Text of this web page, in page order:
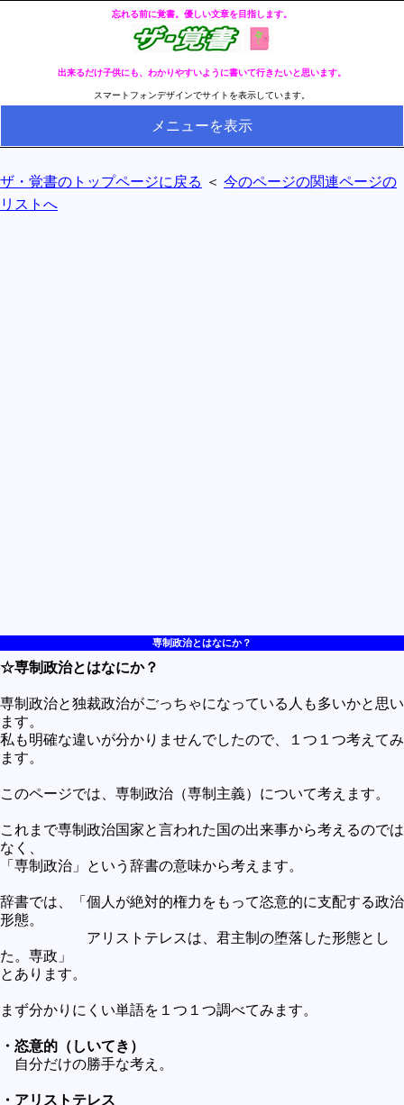
忘れる前に覚書。優しい文章を目指します。
出来るだけ子供にも、わかりやすいように書いて行きたいと思います。
スマートフォンデザインでサイトを表示しています。
メニューを表示
全ページのリストへ
自然
地理とか
災害
宇宙とか地球
ハイテク・デジタルとか
趣味
未確認
テレビドラマとか
プログラミング(C言語)
プログラミング(VBA)
プログラミング(HTML)
プログラミング(PHP)
プログラミング(JavaScript)
ザ・覚書のトップページに戻る ＜ 今のページの関連ページの
リストへ
専制政治とはなにか？
☆専制政治とはなにか？
専制政治と独裁政治がごっちゃになっている人も多いかと思い
ます。
私も明確な違いが分かりませんでしたので、１つ１つ考えてみ
ます。
このページでは、専制政治（専制主義）について考えます。
これまで専制政治国家と言われた国の出来事から考えるのでは
なく、
「専制政治」という辞書の意味から考えます。
辞書では、「個人が絶対的権力をもって恣意的に支配する政治
形態。
アリストテレスは、君主制の堕落した形態とし
た。専政」
とあります。
まず分かりにくい単語を１つ１つ調べてみます。
・恣意的（しいてき）
自分だけの勝手な考え。
・アリストテレス